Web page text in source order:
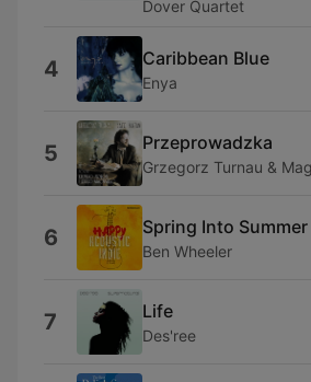
Dover Quartet
4 Caribbean Blue
Enya
5 Przeprowadzka
Grzegorz Turnau &
6 Spring Into Summer
Ben Wheeler
7 Life
Des'ree